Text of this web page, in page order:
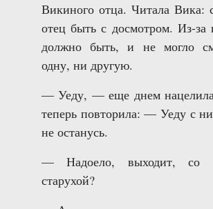
Викиного отца. Читала Вика:
отец быть с досмотром. Из-за
должно быть, и не могло
одну, ни другую.
— Уеду, — еще днем
теперь повторила: — Уеду с
не останусь.
— Надоело, выходит, со
старухой?